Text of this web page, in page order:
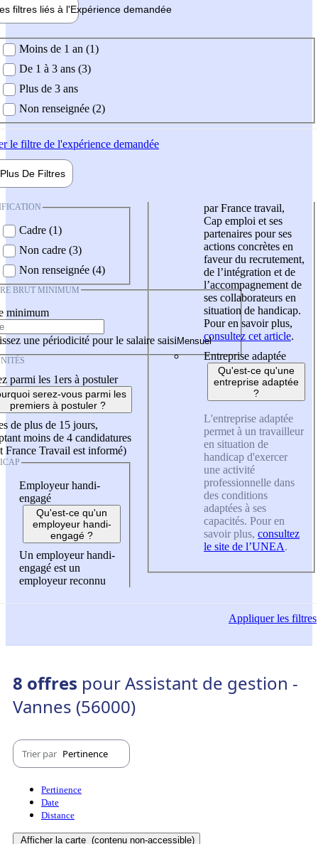
filtres liés à l'Expérience demandée
demandée
Moins de 1 an (1)
De 1 à 3 ans (3)
Plus de 3 ans
Non renseignée (2)
le filtre de l'expérience demandée
Plus De Filtres
Cadre (1)
Non cadre (3)
Non renseignée (4)
BRUT MINIMUM
minimum
une périodicité pour le salaire saisi
parmi les 1ers à postuler
serez-vous parmi les
premiers à postuler ?
de plus de 15 jours,
moins de 4 candidatures
France Travail est informé)
Employeur handi-
engagé
Qu'est-ce qu'un
employeur handi-
engagé ?
Un employeur handi-
engagé est un
employeur reconnu
par France travail,
Cap emploi et ses
partenaires pour ses
actions concrètes en
faveur du recrutement,
de l’intégration et de
l’accompagnement de
ses collaborateurs en
situation de handicap.
Pour en savoir plus,
consultez cet article.
Entreprise adaptée
Qu'est-ce qu'une
entreprise adaptée
?
L'entreprise adaptée
permet à un travailleur
en situation de
handicap d'exercer
une activité
professionnelle dans
des conditions
adaptées à ses
capacités. Pour en
savoir plus, consultez
le site de l’UNEA.
Appliquerles filtres
8 offres pour Assistant de gestion -
Vannes (56000)
Trier par Pertinence
Pertinence
Date
Distance
Afficher la carte (contenu non-accessible)